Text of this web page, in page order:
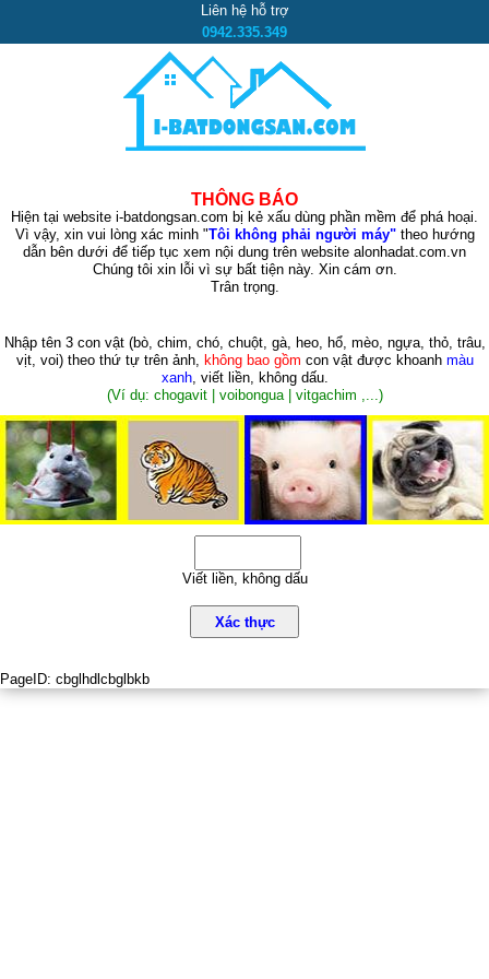
Liên hệ hỗ trợ
0942.335.349
THÔNG BÁO
Hiện tại website i-batdongsan.com bị kẻ xấu dùng phần mềm để phá hoại.
Vì vậy, xin vui lòng xác minh "Tôi không phải người máy"theo hướng
dẫn bên dưới để tiếp tục xem nội dung trên website alonhadat.com.vn
Chúng tôi xin lỗi vì sự bất tiện này. Xin cám ơn.
Trân trọng.
Nhập tên 3 con vật (bò, chim, chó, chuột, gà, heo, hổ, mèo, ngựa, thỏ, trâu,
vịt, voi)theo thứ tự trên ảnh, không bao gồm con vật được khoanh màu
xanh, viết liền, không dấu.
(Ví dụ: chogavit | voibongua | vitgachim ,...)
Viết liền, không dấu
Xác thực
PageID: cbglhdlcbglbkb